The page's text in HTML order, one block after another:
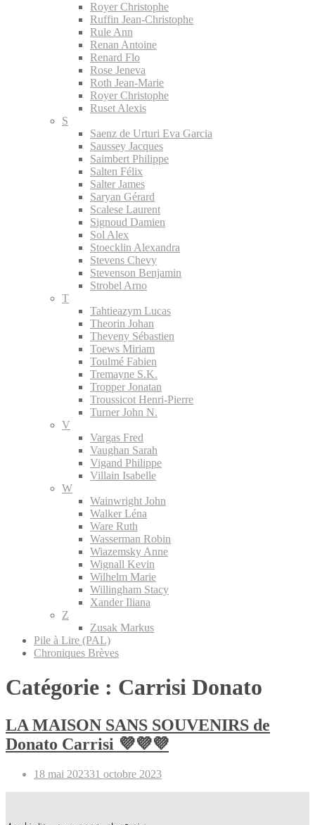
Royer Christophe
Ruffin Jean-Christophe
Rule Ann
Renan Antoine
Renard Flo
Rose Jeneva
Roth Jean-Marie
Royer Christophe
Ruset Alexis
S
Saenz de Urturi Eva Garcia
Saussey Jacques
Saimbert Philippe
Salten Félix
Salter James
Saryan Gérard
Scalese Laurent
Signoud Damien
Sol Alex
Stoecklin Alexandra
Stevens Chevy
Stevenson Benjamin
Strobel Arno
T
Tahtieazym Lucas
Theorin Johan
Theveny Sébastien
Toews Miriam
Toulmé Fabien
Tremayne S.K.
Tropper Jonatan
Troussicot Henri-Pierre
Turner John N.
V
Vargas Fred
Vaughan Sarah
Vigand Philippe
Villain Isabelle
W
Wainwright John
Walker Léna
Ware Ruth
Wasserman Robin
Wiazemsky Anne
Wignall Kevin
Wilhelm Marie
Willingham Stacy
Xander Iliana
Z
Zusak Markus
Pile à Lire (PAL)
Chroniques Brèves
Catégorie : Carrisi Donato
LA MAISON SANS SOUVENIRS de
Donato Carrisi 💜💜💜
Posted
18 mai 202331 octobre 2023